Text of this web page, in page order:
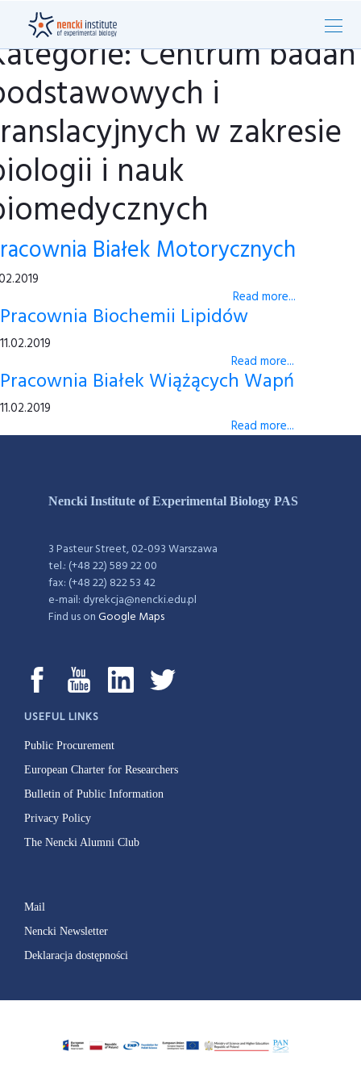
Centrum badań
i
w zakresie
i nauk
Białek Motorycznych
Read more...
Pracownia Biochemii Lipidów
11.02.2019
Read more...
Pracownia Białek Wiążących Wapń
11.02.2019
Read more...
Nencki Institute of Experimental Biology PAS
3 Pasteur Street, 02-093 Warszawa
tel.: (+48 22) 589 22 00
fax: (+48 22) 822 53 42
e-mail: dyrekcja@nencki.edu.pl
Find us onGoogle Maps
USEFUL LINKS
Public Procurement
European Charter for Researchers
Bulletin of Public Information
Privacy Policy
The Nencki Alumni Club
Mail
Nencki Newsletter
Deklaracja dostępności